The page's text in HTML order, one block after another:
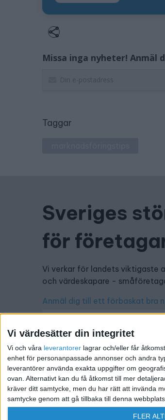
Vi värdesätter din integritet
Vi och våra leverantorer lagrar och/eller får
enhet för personanpassade annonser och andra
leverantörer använda exakta uppgifter om
ovan. Alternativt kan du få åtkomst till mer
kräver ditt samtycke, men du har rätt att invända
samtycke genom att gå tillbaka till denna
FLER
Missa inga nyheter!
Taggar
Sveriges
för
Vi verkar för landets viktigaste
och värdeskapare -
Anmäl dig till ett förbaskat bra
Har du ett
Kontakta oss:
@ 2026 Företagande.se. All rights